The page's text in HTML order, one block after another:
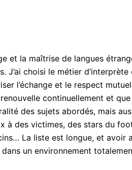
et la maîtrise de langues
choisi le métier
l’échange et le respect
continuellement et que
des sujets abordés, mais
à des victimes, des stars du
La liste est longue, et avoir
un environnement